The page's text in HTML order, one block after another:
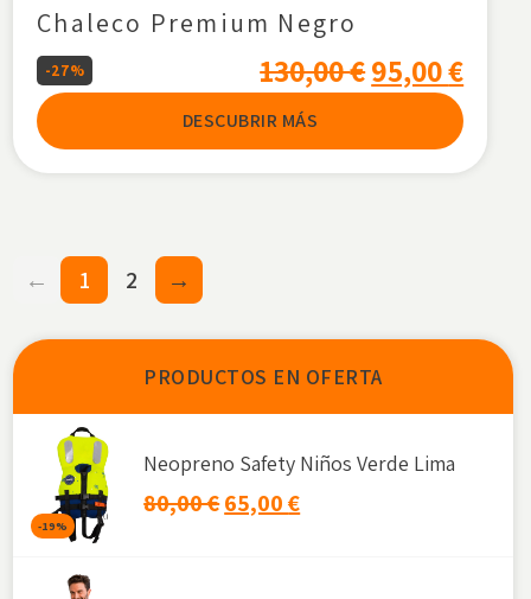
Chaleco Premium Negro
-27% 130,00€95,00€
DESCUBRIR MÁS
← 1 2 →
PRODUCTOS EN OFERTA
-19%
Neopreno Safety Niños Verde Lima
80,00€65,00€